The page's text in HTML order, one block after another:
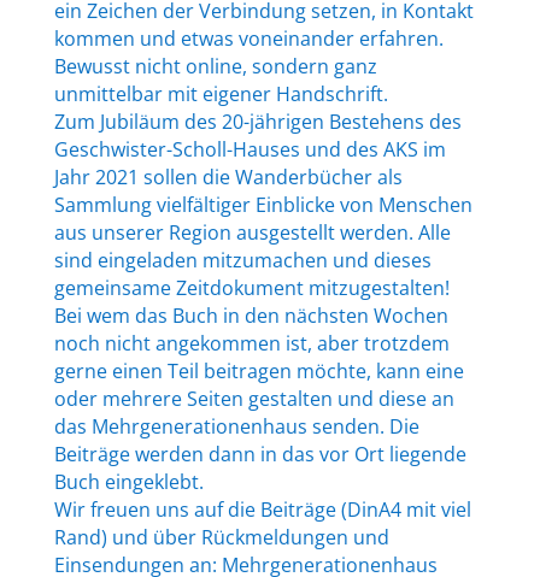
ein Zeichen der Verbindung setzen, in Kontakt
kommen und etwas voneinander erfahren.
Bewusst nicht online, sondern ganz
unmittelbar mit eigener Handschrift.
Zum Jubiläum des 20-jährigen Bestehens des
Geschwister-Scholl-Hauses und des AKS im
Jahr 2021 sollen die Wanderbücher als
Sammlung vielfältiger Einblicke von Menschen
aus unserer Region ausgestellt werden. Alle
sind eingeladen mitzumachen und dieses
gemeinsame Zeitdokument mitzugestalten!
Bei wem das Buch in den nächsten Wochen
noch nicht angekommen ist, aber trotzdem
gerne einen Teil beitragen möchte, kann eine
oder mehrere Seiten gestalten und diese an
das Mehrgenerationenhaus senden. Die
Beiträge werden dann in das vor Ort liegende
Buch eingeklebt.
Wir freuen uns auf die Beiträge (DinA4 mit viel
Rand) und über Rückmeldungen und
Einsendungen an: Mehrgenerationenhaus